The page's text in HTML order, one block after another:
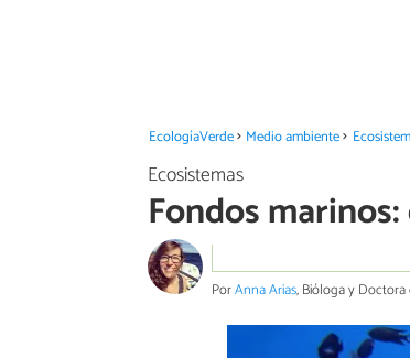
EcologíaVerde Medio ambiente
Ecosistemas
Fondos
PorAnna Arias, Bióloga y Doctora